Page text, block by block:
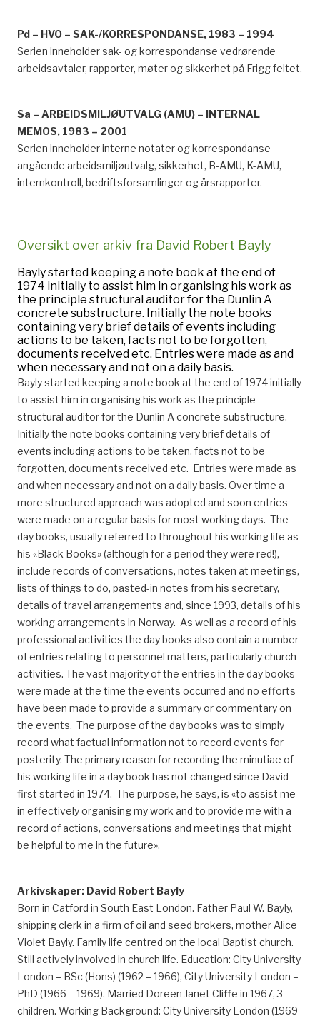
Pd – HVO – SAK-/KORRESPONDANSE, 1983 – 1994
Serien inneholder sak- og korrespondanse vedrørende
arbeidsavtaler, rapporter, møter og sikkerhet på Frigg feltet.
Sa – ARBEIDSMILJØUTVALG (AMU) – INTERNAL
MEMOS, 1983 – 2001
Serien inneholder interne notater og korrespondanse
angående arbeidsmiljøutvalg, sikkerhet, B-AMU, K-AMU,
internkontroll, bedriftsforsamlinger og årsrapporter.
Oversikt over arkiv fra David Robert Bayly
Bayly started keeping a note book at the end of
1974 initially to assist him in organising his work as
the principle structural auditor for the Dunlin A
concrete substructure. Initially the note books
containing very brief details of events including
actions to be taken, facts not to be forgotten,
documents received etc. Entries were made as and
when necessary and not on a daily basis.
Bayly started keeping a note book at the end of 1974 initially
to assist him in organising his work as the principle
structural auditor for the Dunlin A concrete substructure.
Initially the note books containing very brief details of
events including actions to be taken, facts not to be
forgotten, documents received etc. Entries were made as
and when necessary and not on a daily basis. Over time a
more structured approach was adopted and soon entries
were made on a regular basis for most working days. The
day books, usually referred to throughout his working life as
his «Black Books» (although for a period they were red!),
include records of conversations, notes taken at meetings,
lists of things to do, pasted-in notes from his secretary,
details of travel arrangements and, since 1993, details of his
working arrangements in Norway. As well as a record of his
professional activities the day books also contain a number
of entries relating to personnel matters, particularly church
activities. The vast majority of the entries in the day books
were made at the time the events occurred and no efforts
have been made to provide a summary or commentary on
the events. The purpose of the day books was to simply
record what factual information not to record events for
posterity. The primary reason for recording the minutiae of
his working life in a day book has not changed since David
first started in 1974. The purpose, he says, is «to assist me
in effectively organising my work and to provide me with a
record of actions, conversations and meetings that might
be helpful to me in the future».
Arkivskaper: David Robert Bayly
Born in Catford in South East London. Father Paul W. Bayly,
shipping clerk in a firm of oil and seed brokers, mother Alice
Violet Bayly. Family life centred on the local Baptist church.
Still actively involved in church life. Education: City University
London – BSc (Hons) (1962 – 1966), City University London –
PhD (1966 – 1969). Married Doreen Janet Cliffe in 1967, 3
children. Working Background: City University London (1969